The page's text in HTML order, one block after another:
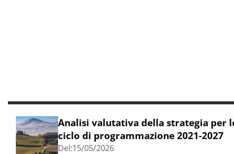
Analisi valutativa della strategia per
ciclo di programmazione 2021-2027
Del:15/05/2026